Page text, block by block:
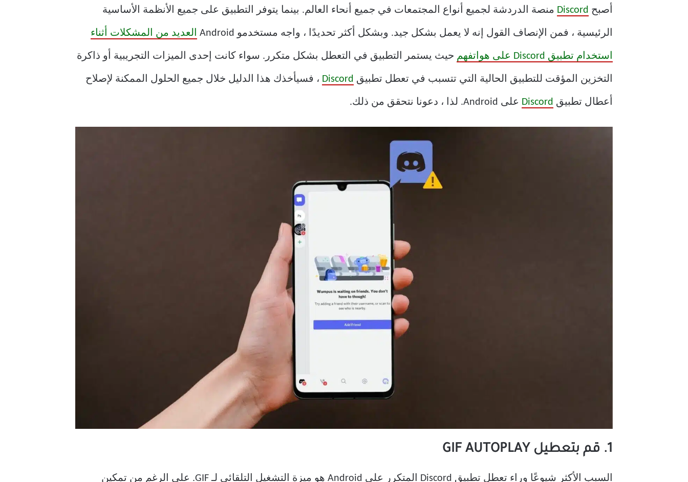
أصبح Discord منصة الدردشة لجميع أنواع المجتمعات في جميع أنحاء العالم. بينما يتوفر التطبيق على جميع الأنظمة الأساسية
الرئيسية ، فمن الإنصاف القول إنه لا يعمل بشكل جيد. وبشكل أكثر تحديدًا ، واجه مستخدمو Android العديد من المشكلات أثناء
استخدام تطبيق Discord على هواتفهم حيث يستمر التطبيق في التعطل بشكل متكرر. سواء كانت إحدى الميزات التجريبية أو ذاكرة
التخزين المؤقت للتطبيق الحالية التي تتسبب في تعطل تطبيق Discord ، فسيأخذك هذا الدليل خلال جميع الحلول الممكنة لإصلاح
أعطال تطبيق Discord على Android. لذا ، دعونا نتحقق من ذلك.
1. قم بتعطيل GIF AUTOPLAY
السبب الأكثر شيوعًا وراء تعطل تطبيق Discord المتكرر على Android هو ميزة التشغيل التلقائي لـ GIF. على الرغم من تمكين